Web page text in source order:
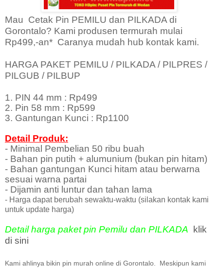
Mau Cetak Pin PEMILU dan PILKADA di
Gorontalo? Kami produsen termurah mulai
Rp499,-an* Caranya mudah hub kontak kami.
HARGA PAKET PEMILU / PILKADA / PILPRES /
PILGUB / PILBUP
1. PIN 44 mm : Rp499
2. Pin 58 mm : Rp599
3. Gantungan Kunci : Rp1100
Detail Produk:
- Minimal Pembelian 50 ribu buah
- Bahan pin putih + alumunium (bukan pin hitam)
- Bahan gantungan Kunci hitam atau berwarna
sesuai warna partai
- Dijamin anti luntur dan tahan lama
- Harga dapat berubah sewaktu-waktu (silakan kontak kami
untuk update harga)
Detail harga paket pin Pemilu dan PILKADA
klik
di sini
Kami ahlinya bikin pin murah online di Gorontalo. Meskipun kami